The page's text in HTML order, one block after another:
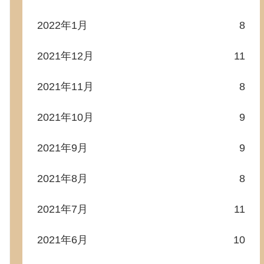
2022年1月 8
2021年12月 11
2021年11月 8
2021年10月 9
2021年9月 9
2021年8月 8
2021年7月 11
2021年6月 10